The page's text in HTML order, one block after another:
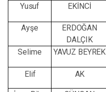
Yusuf EKİNCİ
Ayşe
ERDOĞAN
DALÇIK
Selime YAVUZ BEYREK
Elif AK